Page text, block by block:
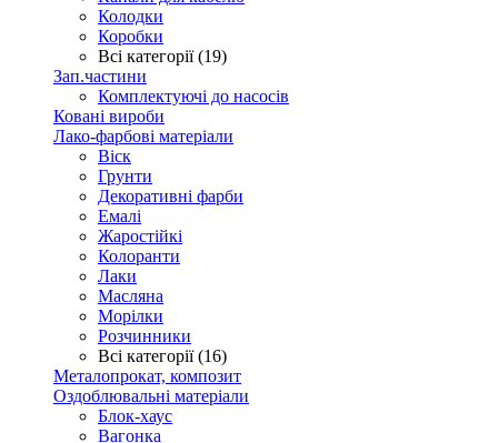
Колодки
Коробки
Всі категорії (19)
Зап.частини
Комплектуючі до насосів
Ковані вироби
Лако-фарбові матеріали
Віск
Грунти
Декоративні фарби
Емалі
Жаростійкі
Колоранти
Лаки
Масляна
Морілки
Розчинники
Всі категорії (16)
Металопрокат, композит
Оздоблювальні матеріали
Блок-хаус
Вагонка